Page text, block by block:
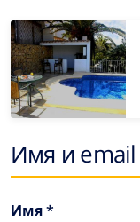
Имя и email
Имя *